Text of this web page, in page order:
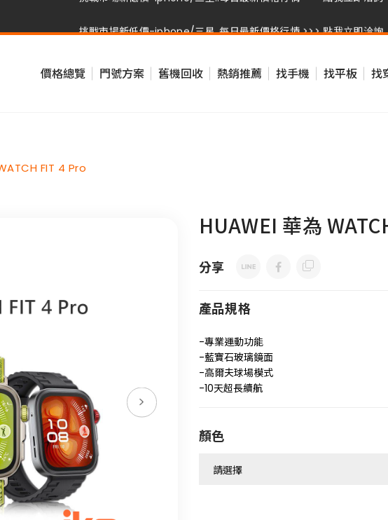
挑戰市場新低價-iphone/三星..每日最新價格行情 >>> 點我立即洽詢
價格總覽 門號方案 舊機回收 熱銷推薦 找手機 找平板 找
FIT 4 Pro
HUAWEI 華為
分享
產品規格
-專業運動功能
-藍寶石玻璃鏡面
-高爾夫球場模式
-10天超長續航
顏色